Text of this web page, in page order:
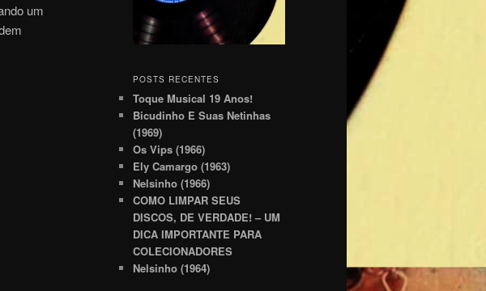
um
POSTS RECENTES
Toque Musical 19 Anos!
Bicudinho E Suas Netinhas
(1969)
Os Vips (1966)
Ely Camargo (1963)
Nelsinho (1966)
COMO LIMPAR SEUS
DISCOS, DE VERDADE! – UM
DICA IMPORTANTE PARA
COLECIONADORES
Nelsinho (1964)